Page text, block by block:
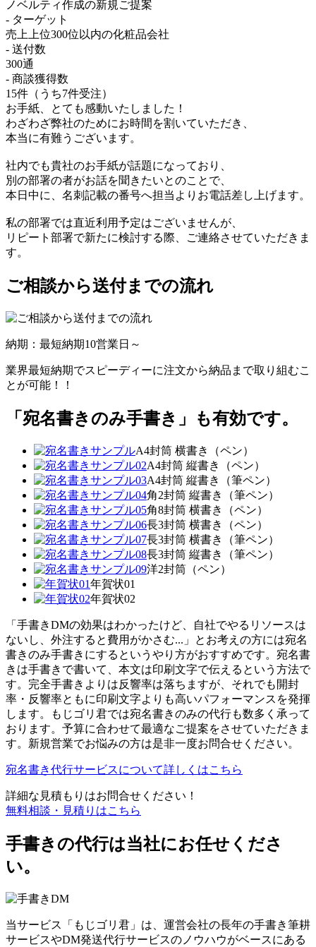
ノベルティ作成の新規ご提案
- ターゲット
売上上位300位以内の化粧品会社
- 送付数
300通
- 商談獲得数
15件（うち7件受注）
お手紙、とても感動いたしました！
わざわざ弊社のためにお時間を割いていただき、
本当に有難うございます。
社内でも貴社のお手紙が話題になっており、
別の部署の者がお話を聞きたいとのことで、
本日中に、名刺記載の番号へ担当よりお電話差し上げます。
私の部署では直近利用予定はございませんが、
リピート部署で新たに検討する際、ご連絡させていただきま
す。
ご相談から送付までの流れ
納期：最短納期10営業日～
業界最短納期でスピーディーに注文から納品まで取り組むこ
とが可能！！
「宛名書きのみ手書き」も有効です。
A4封筒 横書き（ペン）
A4封筒 縦書き（ペン）
A4封筒 縦書き（筆ペン）
角2封筒 縦書き（筆ペン）
角8封筒 横書き（ペン）
長3封筒 横書き（ペン）
長3封筒 横書き（筆ペン）
長3封筒 縦書き（筆ペン）
洋2封筒（ペン）
年賀状01
年賀状02
「手書きDMの効果はわかったけど、自社でやるリソースは
ないし、外注すると費用がかさむ...」とお考えの方には宛名
書きのみ手書きにするというやり方がおすすめです。宛名書
きは手書きで書いて、本文は印刷文字で伝えるという方法で
す。完全手書きよりは反響率は落ちますが、それでも開封
率・反響率ともに印刷文字よりも高いパフォーマンスを発揮
します。もじゴリ君では宛名書きのみの代行も数多く承って
おります。予算に合わせて最適なご提案をさせていただきま
す。新規営業でお悩みの方は是非一度お問合せください。
宛名書き代行サービスについて詳しくはこちら
詳細な見積もりはお問合せください！
無料相談・見積りはこちら
手書きの代行は当社にお任せくださ
い。
当サービス「もじゴリ君」は、運営会社の長年の手書き筆耕
サービスやDM発送代行サービスのノウハウがベースにある